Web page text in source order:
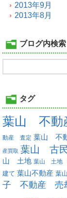
2013年9月
2013年8月
ブログ内検索
タグ
葉山 不動
動産 査定 葉山 不
産買取 葉山 古
山 土地 葉山 土地
建て 葉山不動産 葉
子 不動産 売